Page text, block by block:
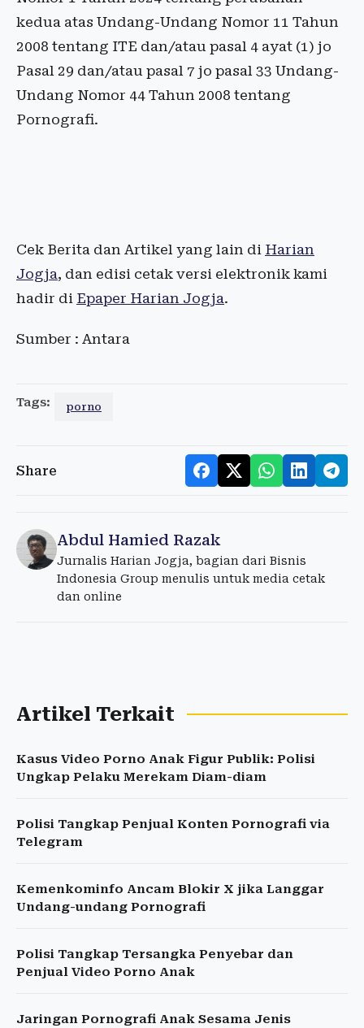
kedua atas Undang-Undang Nomor 11 Tahun
2008 tentang ITE dan/atau pasal 4 ayat (1) jo
Pasal 29 dan/atau pasal 7 jo pasal 33 Undang-
Undang Nomor 44 Tahun 2008 tentang
Pornografi.
Cek Berita dan Artikel yang lain di Harian
Jogja, dan edisi cetak versi elektronik kami
hadir di Epaper Harian Jogja.
Sumber : Antara
Tags: porno
Share
Abdul Hamied Razak
Jurnalis Harian Jogja, bagian dari Bisnis
Indonesia Group menulis untuk media cetak
dan online
Artikel Terkait
Kasus Video Porno Anak Figur Publik: Polisi
Ungkap Pelaku Merekam Diam-diam
Polisi Tangkap Penjual Konten Pornografi via
Telegram
Kemenkominfo Ancam Blokir X jika Langgar
Undang-undang Pornografi
Polisi Tangkap Tersangka Penyebar dan
Penjual Video Porno Anak
Jaringan Pornografi Anak Sesama Jenis